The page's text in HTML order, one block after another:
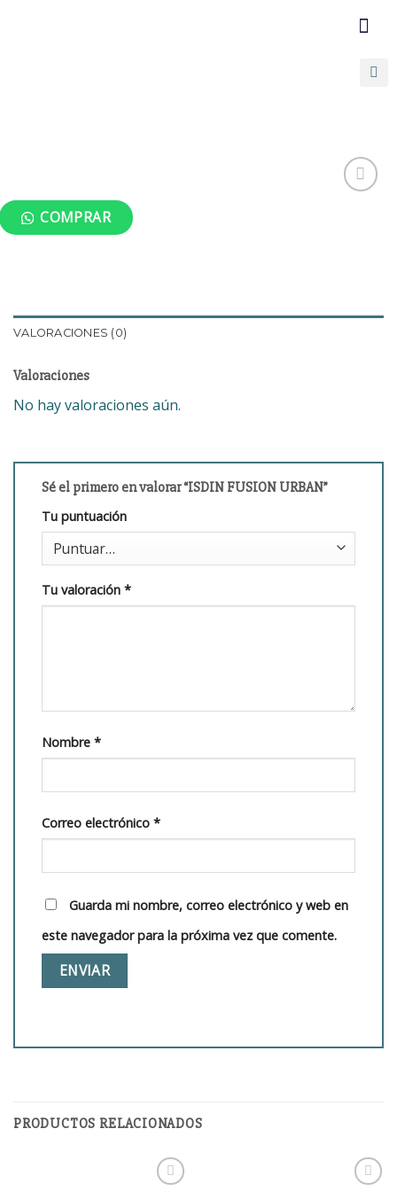
COMPRAR
VALORACIONES (0)
Valoraciones
No hay valoraciones aún.
Sé el primero en valorar “ISDIN FUSION URBAN”
Tu puntuación
Tu valoración *
Nombre *
Correo electrónico *
Guarda mi nombre, correo electrónico y web en
este navegador para la próxima vez que comente.
PRODUCTOS RELACIONADOS